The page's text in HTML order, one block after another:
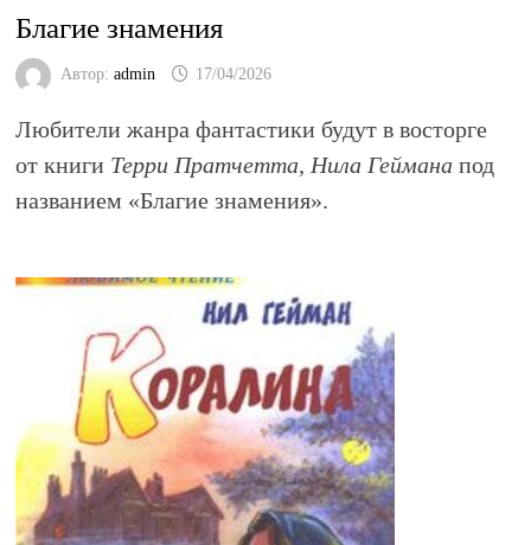
Благие знамения
Автор:admin 17/04/2026
Любители жанра фантастики будут в восторге
от книги Терри Пратчетта, Нила Геймана под
названием «Благие знамения».